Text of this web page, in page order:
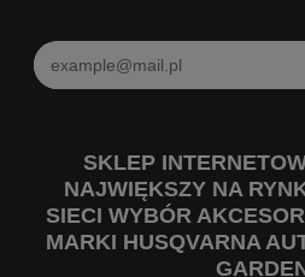
SKLEP
NAJWIĘKSZY NA
SIECI WYBÓR
MARKI HUSQVARNA